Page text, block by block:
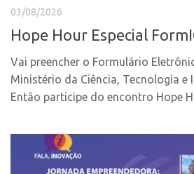
Edição 2021
Inovação em Números
AUSPIN
Destaques do Mês
Agência
Institucional
Agenda AUSPIN
Premiações
Edição 2017
Edição 2021
Inovação em Números
03/08/2026
Hope Hour Especial
Vai preencher o Formulário
Ministério da Ciência, Tecnologia e
Então participe do encontro Hope